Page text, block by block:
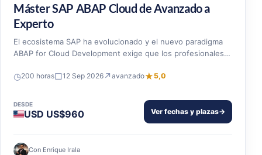
Máster SAP ABAP Cloud de Avanzado a
Experto
El ecosistema SAP ha evolucionado y el nuevo paradigma
ABAP for Cloud Development exige que los profesionales…
◷200 horas□12 Sep 2026 ↗ avanzado★5,0
DESDE
USD US$960 Ver fechas y plazas→
Con Enrique Irala